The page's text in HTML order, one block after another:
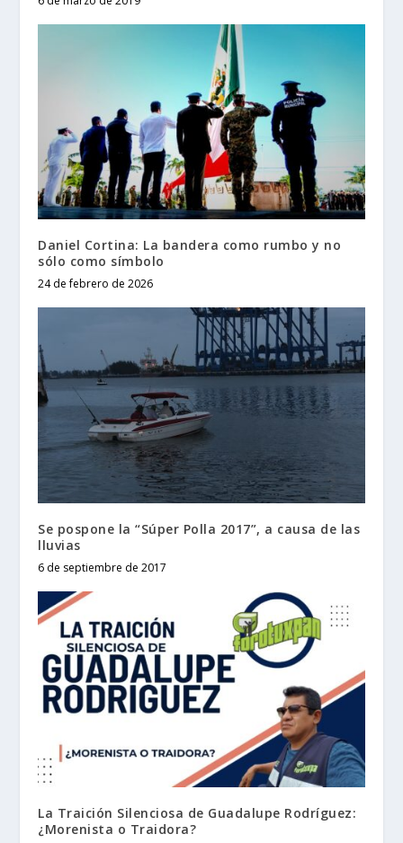
Daniel Cortina: La bandera como rumbo y no
sólo como símbolo
24 de febrero de 2026
Se pospone la “Súper Polla 2017”, a causa de las
lluvias
6 de septiembre de 2017
La Traición Silenciosa de Guadalupe Rodríguez:
¿Morenista o Traidora?